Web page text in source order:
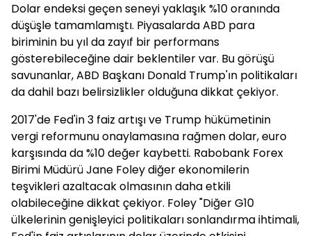
Dolar endeksi geçen seneyi yaklaşık %10 oranında
düşüşle tamamlamıştı. Piyasalarda ABD para
biriminin bu yıl da zayıf bir performans
gösterebileceğine dair beklentiler var. Bu görüşü
savunanlar, ABD Başkanı Donald Trump'ın politikaları
da dahil bazı belirsizlikler olduğuna dikkat çekiyor.
2017'de Fed'in 3 faiz artışı ve Trump hükümetinin
vergi reformunu onaylamasına rağmen dolar, euro
karşısında da %10 değer kaybetti. Rabobank Forex
Birimi Müdürü Jane Foley diğer ekonomilerin
teşvikleri azaltacak olmasının daha etkili
olabileceğine dikkat çekiyor. Foley "Diğer G10
ülkelerinin genişleyici politikaları sonlandırma ihtimali,